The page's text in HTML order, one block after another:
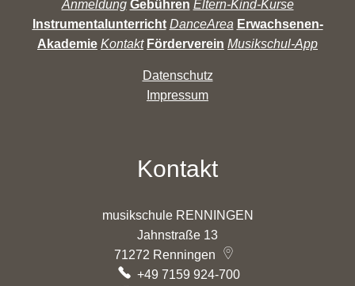
Anmeldung Gebühren Eltern-Kind-Kurse
Instrumentalunterricht DanceArea Erwachsenen-
Akademie Kontakt Förderverein Musikschul-App
Datenschutz
Impressum
Kontakt
musikschule RENNINGEN
Jahnstraße 13
71272 Renningen
+49 7159 924-700